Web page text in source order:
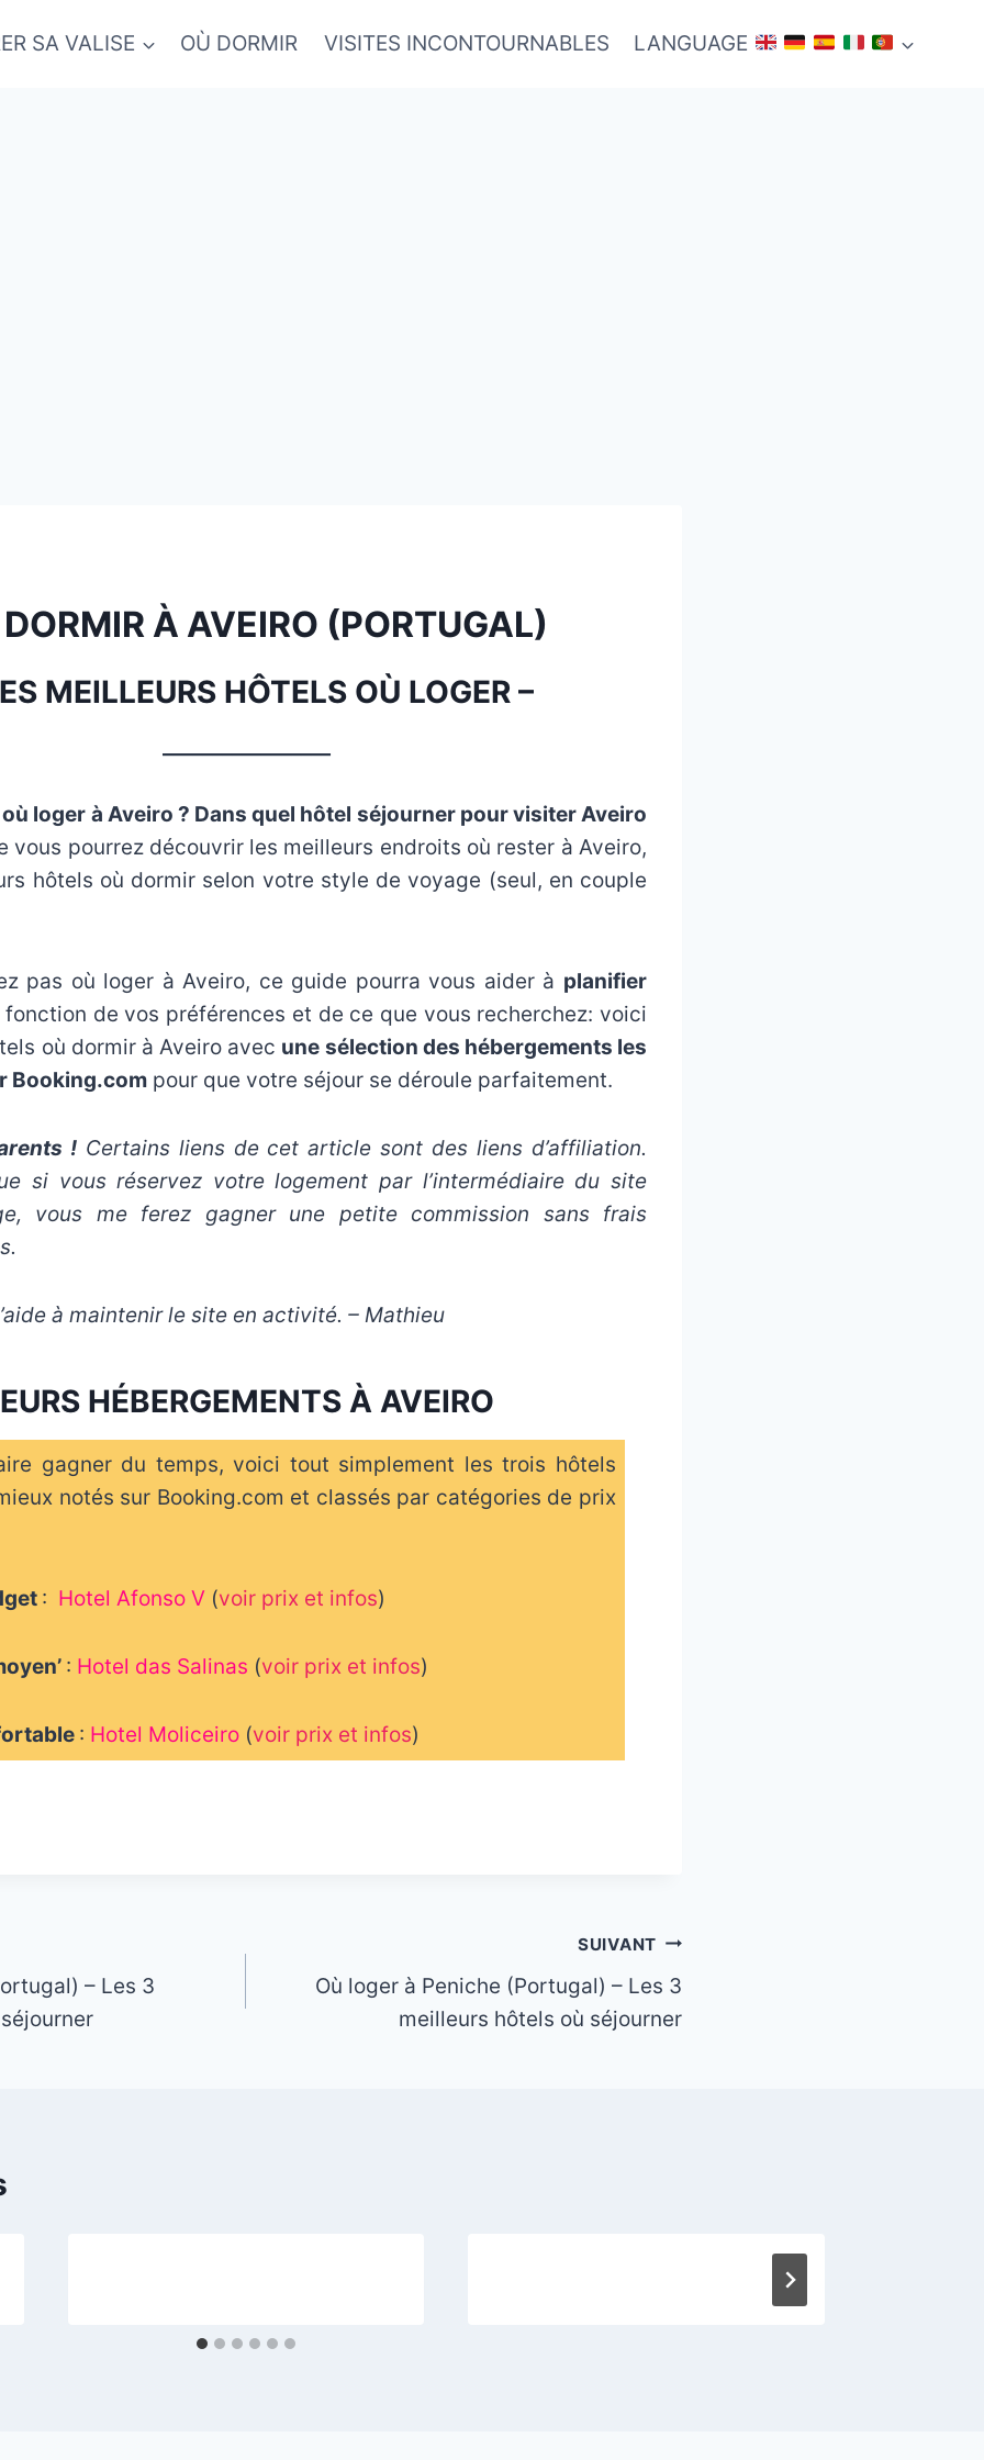
SA VALISE OÙ DORMIR VISITES INCONTOURNABLES LANGUAGE
À AVEIRO (PORTUGAL)
MEILLEURS HÔTELS OÙ LOGER –
loger à Aveiro ? Dans quel hôtel séjourner pour visiter Aveiro
vous pourrez découvrir les meilleurs endroits où rester à Aveiro,
hôtels où dormir selon votre style de voyage (seul, en couple
pas où loger à Aveiro, ce guide pourra vous aider à planifier
de vos préférences et de ce que vous recherchez: voici
où dormir à Aveiro avec une sélection des hébergements les
Booking.com pour que votre séjour se déroule parfaitement.
!Certains liens de cet article sont des liens d’affiliation.
si vous réservez votre logement par l’intermédiaire du site
vous me ferez gagner une petite commission sans frais
à maintenir le site en activité. – Mathieu
HÉBERGEMENTS À AVEIRO
gagner du temps, voici tout simplement les trois hôtels
notés sur Booking.com et classés par catégories de prix
: Hotel Afonso V(voir prix et infos)
: Hotel das Salinas (voir prix et infos)
: Hotel Moliceiro(voir prix et infos)
– Les 3
SUIVANT
Où loger à Peniche (Portugal) – Les 3
meilleurs hôtels où séjourner